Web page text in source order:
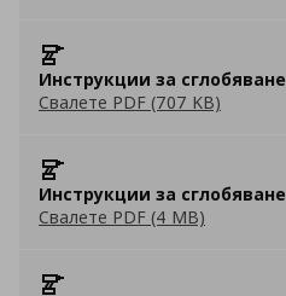
Инструкции за сглобяване
Свалете PDF (707 KB)
Инструкции за сглобяване
Свалете PDF (4 MB)